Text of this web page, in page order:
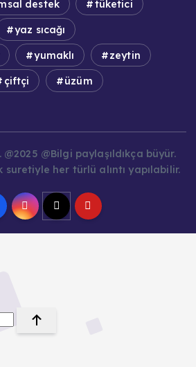
destek tüketici
yaz sıcağı
yumaklı zeytin
çiftçi üzüm
@Bilgi paylaşıldıkça büyür.
her türlü alıntı yapılabilir.